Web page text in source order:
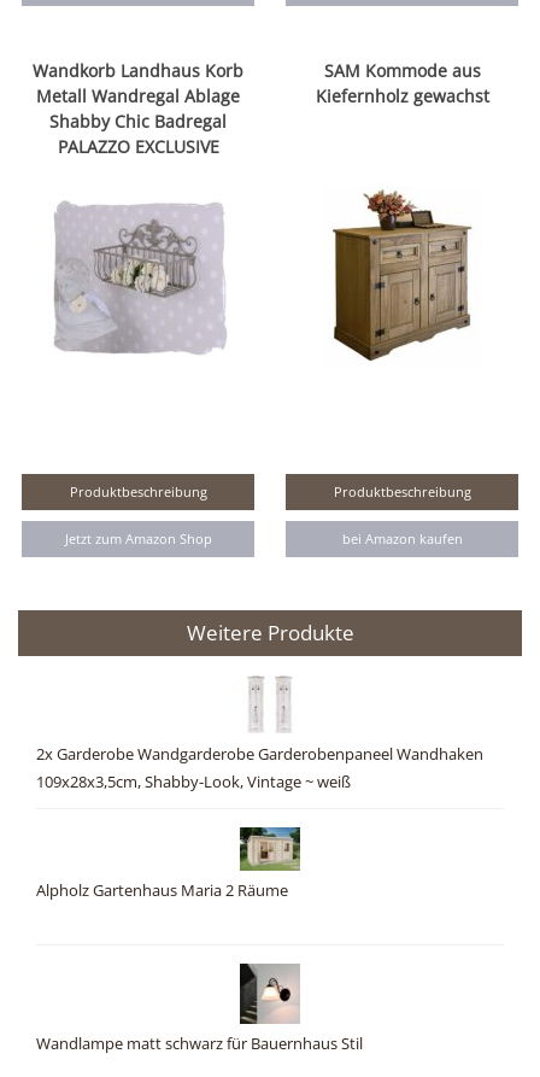
Wandkorb Landhaus Korb
Metall Wandregal Ablage
Shabby Chic Badregal
PALAZZO EXCLUSIVE
Produktbeschreibung
Jetzt zum Amazon Shop
SAM Kommode aus
Kiefernholz gewachst
Produktbeschreibung
bei Amazon kaufen
Weitere Produkte
2x Garderobe Wandgarderobe Garderobenpaneel Wandhaken
109x28x3,5cm, Shabby-Look, Vintage ~ weiß
Alpholz Gartenhaus Maria 2 Räume
Wandlampe matt schwarz für Bauernhaus Stil